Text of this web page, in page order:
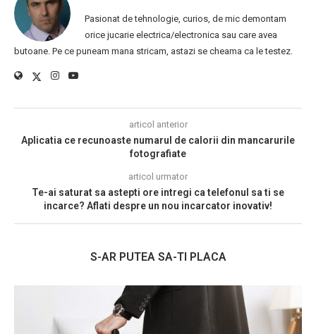
Pasionat de tehnologie, curios, de mic demontam
orice jucarie electrica/electronica sau care avea
butoane. Pe ce puneam mana stricam, astazi se cheama ca le testez.
articol anterior
Aplicatia ce recunoaste numarul de calorii din mancarurile
fotografiate
articol urmator
Te-ai saturat sa astepti ore intregi ca telefonul sa ti se
incarce? Aflati despre un nou incarcator inovativ!
S-AR PUTEA SA-TI PLACA